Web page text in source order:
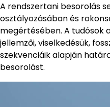
A rendszertani besorolás
osztályozásában és
megértésében. A tudósok
jellemzői, viselkedésük,
szekvenciáik alapján
besorolást.